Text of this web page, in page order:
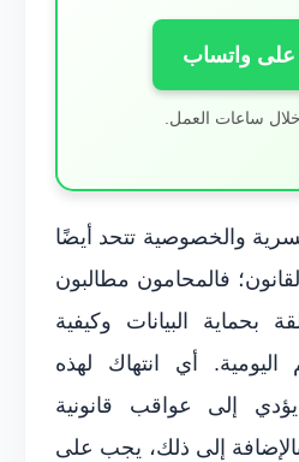
على واتساب
ساعات العمل.
والخصوصية تتحد أيضًا
فالمحامون مطالبون
بحماية البيانات وكيفية
اليومية. أي انتهاك لهذه
إلى عواقب قانونية
إلى ذلك، يجب على